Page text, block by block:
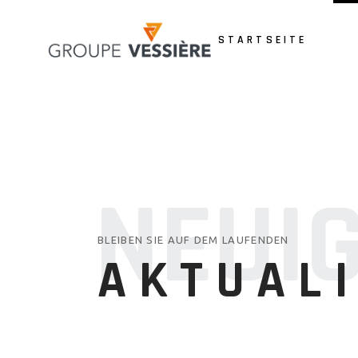
STARTSEITE
NEUI
BLEIBEN SIE AUF DEM LAUFENDEN